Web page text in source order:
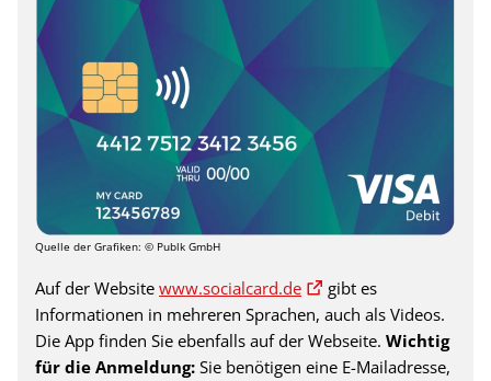
Quelle der Grafiken: © Publk GmbH
Auf der Website www.socialcard.de
gibt es
Informationen in mehreren Sprachen, auch als Videos.
Die App finden Sie ebenfalls auf der Webseite. Wichtig
für die Anmeldung: Sie benötigen eine E-Mailadresse,